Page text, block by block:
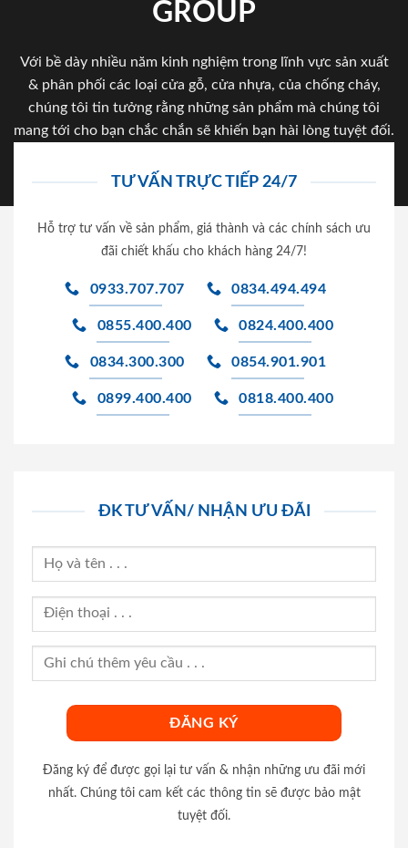
GROUP
Với bề dày nhiều năm kinh nghiệm trong lĩnh vực sản xuất
& phân phối các loại cửa gỗ, cửa nhựa, của chống cháy,
chúng tôi tin tưởng rằng những sản phẩm mà chúng tôi
mang tới cho bạn chắc chắn sẽ khiến bạn hài lòng tuyệt đối.
TƯ VẤN TRỰC TIẾP 24/7
Hỗ trợ tư vấn về sản phẩm, giá thành và các chính sách ưu
đãi chiết khấu cho khách hàng 24/7!
0933.707.707 0834.494.494
0855.400.400 0824.400.400
0834.300.300 0854.901.901
0899.400.400 0818.400.400
ĐK TƯ VẤN/ NHẬN ƯU ĐÃI
Đăng ký để được gọi lại tư vấn & nhận những ưu đãi mới
nhất. Chúng tôi cam kết các thông tin sẽ được bảo mật
tuyệt đối.